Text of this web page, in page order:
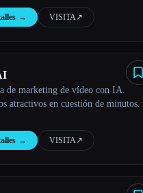
→ VISITA↗︎
de marketing de vídeo con IA.
atractivos en cuestión de minutos.
→ VISITA↗︎